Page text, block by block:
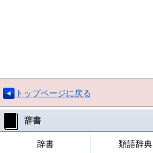
トップページに戻る
辞書
辞書 類語辞典